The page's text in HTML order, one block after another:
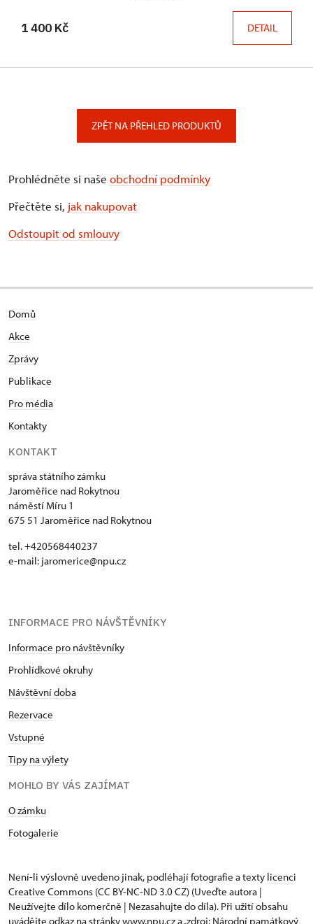
1 400 Kč DETAIL
ZPĚT NA PŘEHLED PRODUKTŮ
Prohlédněte si naše obchodní podmínky
Přečtěte si, jak nakupovat
Odstoupit od smlouvy
Domů
Akce
Zprávy
Publikace
Pro média
Kontakty
KONTAKT
správa státního zámku
Jaroměřice nad Rokytnou
náměstí Míru 1
675 51 Jaroměřice nad Rokytnou
tel. +420568440237
e-mail: jaromerice@npu.cz
INFORMACE PRO NÁVŠTĚVNÍKY
Informace pro návštěvníky
Prohlídkové okruhy
Návštěvní doba
Rezervace
Vstupné
Tipy na výlety
MOHLO BY VÁS ZAJÍMAT
O zámku
Fotogalerie
Není-li výslovně uvedeno jinak, podléhají fotografie a texty licenci
Creative Commons (CC BY-NC-ND 3.0 CZ) (Uveďte autora |
Neužívejte dílo komerčně | Nezasahujte do díla). Při užití obsahu
uvádějte odkaz na stránky www.npu.cz a „zdroj: Národní památkový